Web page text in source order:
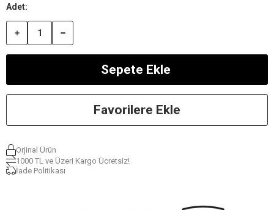
Favorilere Ekle
Orjinal Ürün
1000 TL ve Üzeri Kargo Ücretsiz!
İade Politikası